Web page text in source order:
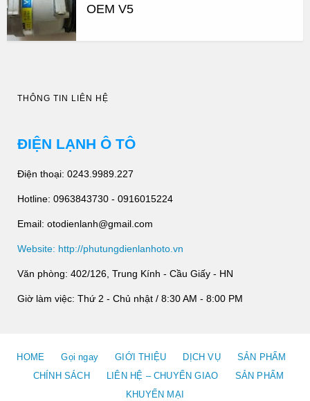
OEM V5
THÔNG TIN LIÊN HỆ
ĐIỆN LẠNH Ô TÔ
Điện thoại: 0243.9989.227
Hotline: 0963843730 - 0916015224
Email: otodienlanh@gmail.com
Website: http://phutungdienlanhoto.vn
Văn phòng: 402/126, Trung Kính - Cầu Giấy - HN
Giờ làm việc: Thứ 2 - Chủ nhật / 8:30 AM - 8:00 PM
HOME Gọi ngay GIỚI THIỆU DỊCH VỤ
SẢN PHẨM
CHÍNH SÁCH
LIÊN HỆ – CHUYỂN GIAO
SẢN PHẨM
KHUYẾN MẠI